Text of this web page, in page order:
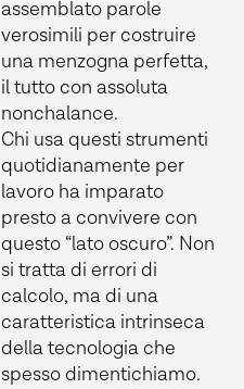
assemblato parole
verosimili per costruire
una menzogna perfetta,
il tutto con assoluta
nonchalance.
Chi usa questi strumenti
quotidianamente per
lavoro ha imparato
presto a convivere con
questo “lato oscuro”. Non
si tratta di errori di
calcolo, ma di una
caratteristica intrinseca
della tecnologia che
spesso dimentichiamo.